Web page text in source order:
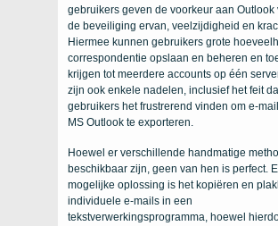
gebruikers geven de voorkeur aan Outlook
de beveiliging ervan, veelzijdigheid en
Hiermee kunnen gebruikers grote
correspondentie opslaan en beheren en
krijgen tot meerdere accounts op één
zijn ook enkele nadelen, inclusief het feit
gebruikers het frustrerend vinden om e-
MS Outlook te exporteren.
Hoewel er verschillende handmatige
beschikbaar zijn, geen van hen is perfect.
mogelijke oplossing is het kopiëren en
individuele e-mails in een
tekstverwerkingsprogramma, hoewel